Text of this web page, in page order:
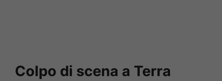
Colpo di scena a Terra